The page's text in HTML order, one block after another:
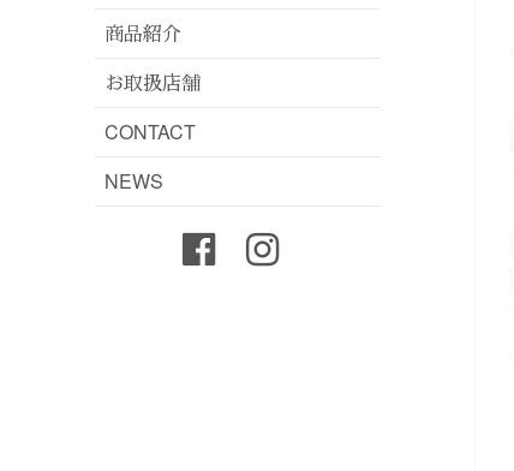
商品紹介
お取扱店舗
CONTACT
NEWS
Facebookinstagram